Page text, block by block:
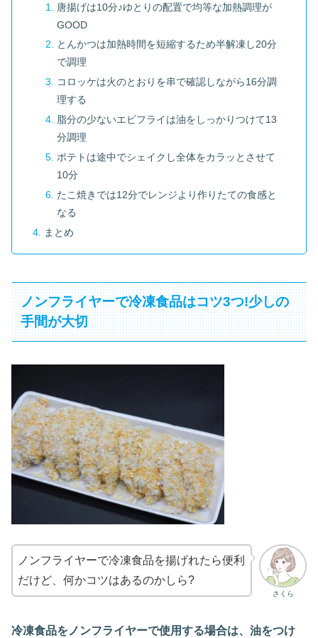
唐揚げは10分♪ゆとりの配置で均等な加熱調理が
GOOD
とんかつは加熱時間を短縮するため半解凍し20分
で調理
コロッケは火のとおりを串で確認しながら16分調
理する
脂分の少ないエビフライは油をしっかりつけて13
分調理
ポテトは途中でシェイクし全体をカラッとさせて
10分
たこ焼きでは12分でレンジより作りたての食感と
なる
まとめ
ノンフライヤーで冷凍食品はコツ3つ!少しの
手間が大切
さくら
ノンフライヤーで冷凍食品を揚げれたら便利
だけど、何かコツはあるのかしら?
冷凍食品をノンフライヤーで使用する場合は、油をつけ